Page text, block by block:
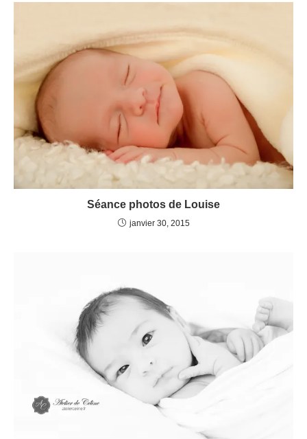
Séance photos de Louise
janvier 30, 2015